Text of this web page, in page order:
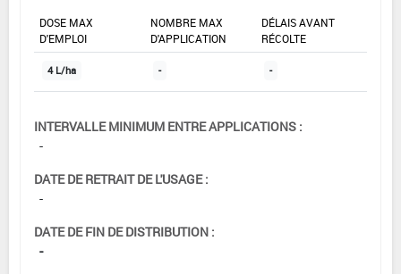
DOSE MAX
D'EMPLOI
NOMBRE MAX
D'APPLICATION
DÉLAIS AVANT
RÉCOLTE
4 L/ha - -
INTERVALLE MINIMUM ENTRE APPLICATIONS :
-
DATE DE RETRAIT DE L'USAGE :
-
DATE DE FIN DE DISTRIBUTION :
-